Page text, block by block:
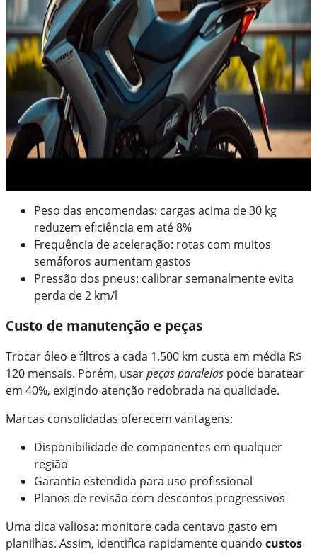
Peso das encomendas: cargas acima de 30 kg
reduzem eficiência em até 8%
Frequência de aceleração: rotas com muitos
semáforos aumentam gastos
Pressão dos pneus: calibrar semanalmente evita
perda de 2 km/l
Custo de manutenção e peças
Trocar óleo e filtros a cada 1.500 km custa em média R$
120 mensais. Porém, usarpeças paralelas pode baratear
em 40%, exigindo atenção redobrada na qualidade.
Marcas consolidadas oferecem vantagens:
Disponibilidade de componentes em qualquer
região
Garantia estendida para uso profissional
Planos de revisão com descontos progressivos
Uma dica valiosa: monitore cada centavo gasto em
planilhas. Assim, identifica rapidamente quando custos